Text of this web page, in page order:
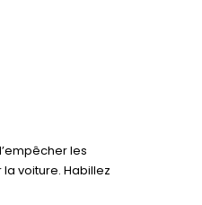
les
voiture. Habillez